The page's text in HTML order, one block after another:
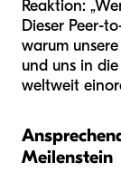
Reaktion:
Dieser Peer-
warum
und uns in
weltweit
Meilenstein